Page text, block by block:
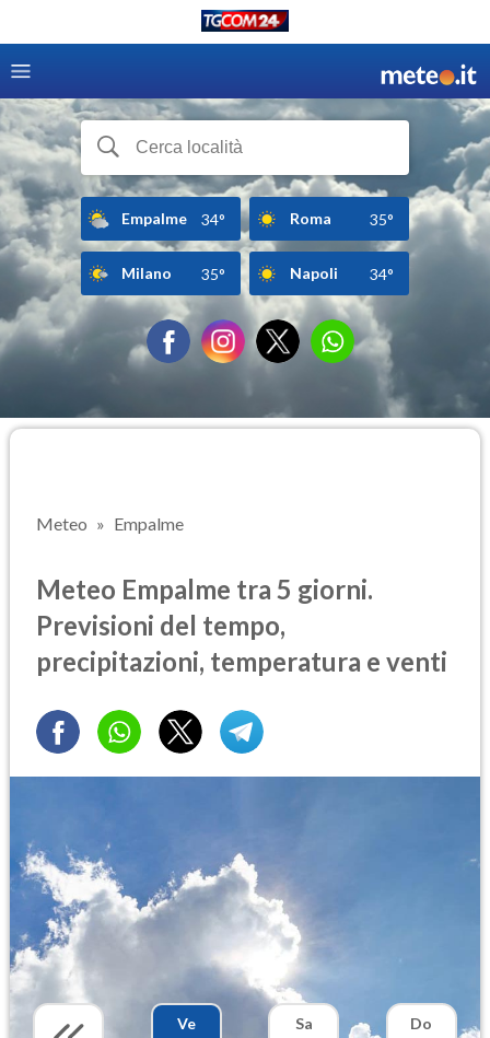
Empalme 34° Roma 35°
Milano 35° Napoli 34°
Meteo Empalme
Meteo Empalme tra 5 giorni.
Previsioni del tempo,
precipitazioni, temperatura e venti
Ve
Sa
Do